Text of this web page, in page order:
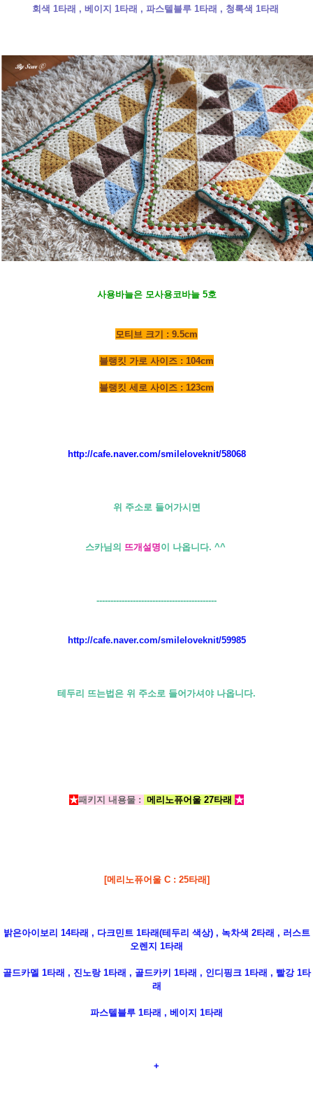
회색 1타래 , 베이지 1타래 , 파스텔블루 1타래 , 청록색 1타래
사용바늘은 모사용코바늘 5호
모티브 크기 : 9.5cm
블랭킷 가로 사이즈 : 104cm
블랭킷 세로 사이즈 : 123cm
http://cafe.naver.com/smileloveknit/58068
위 주소로 들어가시면
스카님의 뜨개설명이 나옵니다. ^^
-------------------------------------------
http://cafe.naver.com/smileloveknit/59985
테두리 뜨는법은 위 주소로 들어가셔야 나옵니다.
★패키지 내용물 : 메리노퓨어울 27타래 ★
[메리노퓨어울 C : 25타래]
밝은아이보리 14타래 , 다크민트 1타래(테두리 색상) , 녹차색 2타래 , 러스트
오렌지 1타래
골드카멜 1타래 , 진노랑 1타래 , 골드카키 1타래 , 인디핑크 1타래 , 빨강 1타
래
파스텔블루 1타래 , 베이지 1타래
+